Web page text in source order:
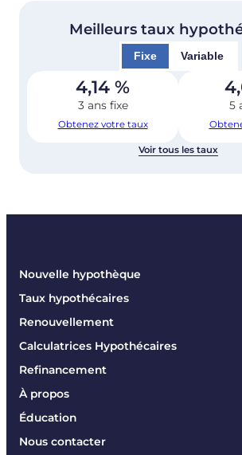
Meilleurs taux
Fixe Variable
4,14 %
3 ans fixe
Obtenez votre taux
5
Voir tous les taux
Nouvelle hypothèque
Taux hypothécaires
Renouvellement
Calculatrices Hypothécaires
Refinancement
À propos
Éducation
Nous contacter